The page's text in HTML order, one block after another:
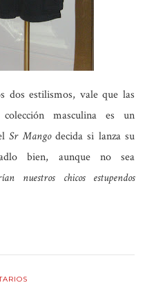
dos estilismos, vale que las
masculina es un
Sr Mangodecida si lanza su
bien, aunque no sea
nuestros chicos estupendos